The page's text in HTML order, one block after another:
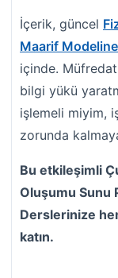
İçerik, güncel
Maarif
içinde. Müfredat
bilgi yükü
işlemeli miyim,
zorunda
Bu etkileşimli
Oluşumu Sunu
Derslerinize
katın.